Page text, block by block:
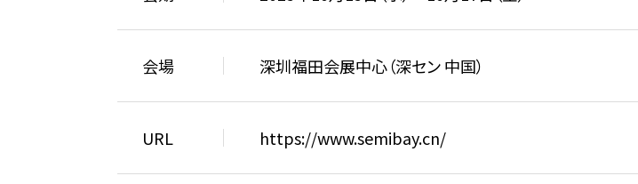
会場 深圳福田会展中心（深セン 中国）
URL https://www.semibay.cn/